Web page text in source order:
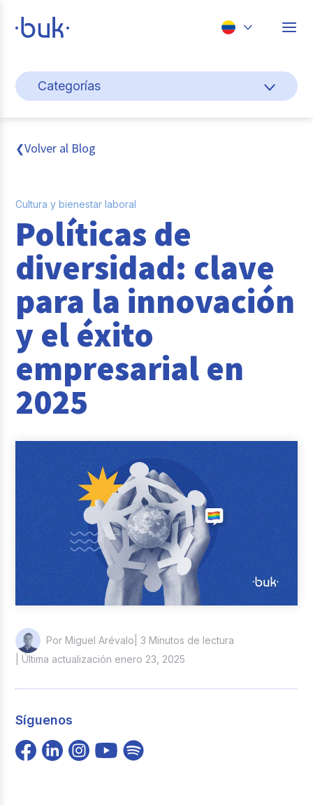
Perú
Categorías
Cultura y bienestar laboral
Gestión de personas
Pago de nómina
Buk
Transformación digital
Tendencias y Data
Reclutamiento y Selección
Casos de éxito
Columna del Experto
❮Volver al Blog
Cultura y bienestar laboral
Políticas de
diversidad: clave
para la innovación
y el éxito
empresarial en
2025
Por Miguel Arévalo | 3 Minutos de lectura
| Última actualización enero 23, 2025
Síguenos